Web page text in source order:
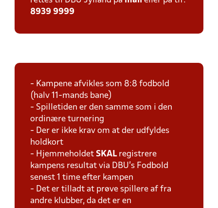
8939 9999
- Kampene afvikles som 8:8 fodbold
(halv 11-mands bane)
- Spilletiden er den samme som i den
ordinære turnering
- Der er ikke krav om at der udfyldes
holdkort
- Hjemmeholdet SKAL registrere
kampens resultat via DBU's Fodbold
senest 1 time efter kampen
- Det er tilladt at prøve spillere af fra
andre klubber, da det er en